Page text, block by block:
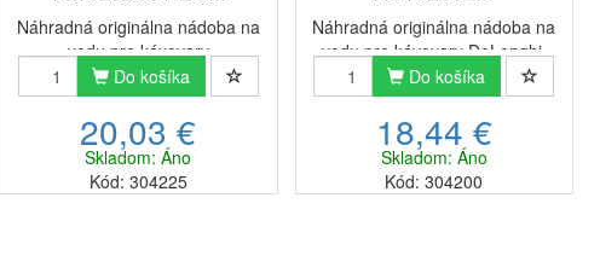
Náhradná originálna nádoba na
vodu pre kávovary
DeLonghi. Nádoba je z vysoko
kvalitného materiálu a skvelo
pasuje do celej rady kávovarov
DeLonghi.Originálna nádoba na
vodu DeLonghi 7313235361 je
komp...
Do košíka
20,03 €
Skladom: Áno
Kód: 304225
Náhradná originálna nádoba na
vodu pre kávovary DeLonghi.
Nádoba je z vysoko kvalitného
materiálu a skvelo pasuje do
celej rady kávovarov
DeLonghi.Originálna nádoba na
vodu DeLonghi 7313254561 je
komp...
Do košíka
18,44 €
Skladom: Áno
Kód: 304200